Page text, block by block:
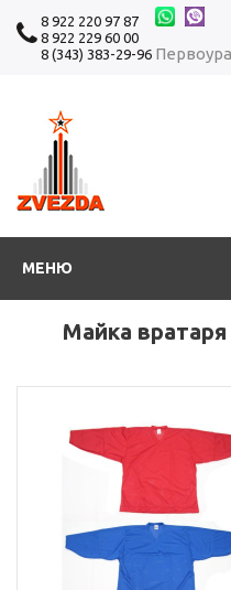
8 922 220 97 87
8 922 229 60 00
8 (343) 383-29-96
МЕНЮ
Майка вратаря